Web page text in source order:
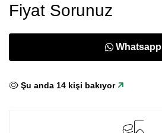
Fiyat Sorunuz
Whatsapp
Şu anda 14 kişi bakıyor